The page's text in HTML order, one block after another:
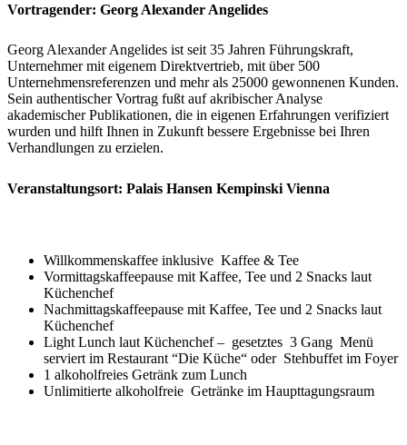
Vortragender: Georg Alexander Angelides
Georg Alexander Angelides ist seit 35 Jahren Führungskraft,
Unternehmer mit eigenem Direktvertrieb, mit über 500
Unternehmensreferenzen und mehr als 25000 gewonnenen Kunden.
Sein authentischer Vortrag fußt auf akribischer Analyse
akademischer Publikationen, die in eigenen Erfahrungen verifiziert
wurden und hilft Ihnen in Zukunft bessere Ergebnisse bei Ihren
Verhandlungen zu erzielen.
Veranstaltungsort: Palais Hansen Kempinski Vienna
Willkommenskaffee inklusive Kaffee & Tee
Vormittagskaffeepause mit Kaffee, Tee und 2 Snacks laut
Küchenchef
Nachmittagskaffeepause mit Kaffee, Tee und 2 Snacks laut
Küchenchef
Light Lunch laut Küchenchef – gesetztes 3 Gang Menü
serviert im Restaurant “Die Küche“ oder Stehbuffet im Foyer
1 alkoholfreies Getränk zum Lunch
Unlimitierte alkoholfreie Getränke im Haupttagungsraum